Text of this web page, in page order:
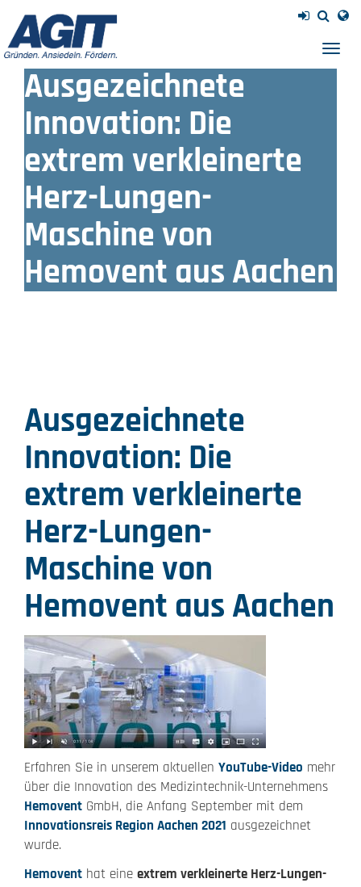
Ausgezeichnete
Innovation: Die
extrem verkleinerte
Herz-Lungen-
Maschine von
Hemovent aus Aachen
Ausgezeichnete
Innovation: Die
extrem verkleinerte
Herz-Lungen-
Maschine von
Hemovent aus Aachen
Erfahren Sie in unserem aktuellen YouTube-Video mehr
über die Innovation des Medizintechnik-Unternehmens
Hemovent GmbH, die Anfang September mit dem
Innovationsreis Region Aachen 2021 ausgezeichnet
wurde.
Hemovent hat eine extrem verkleinerte Herz-Lungen-